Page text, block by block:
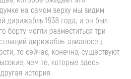
на самом верху мы видим
дирижабль 1938 года, и он был
борту могли разместиться три
дирижабль-авианосец.
то сейчас, конечно, существуют
чем те, которые здесь
история.